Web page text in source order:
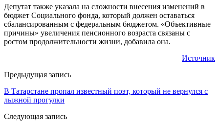
Депутат также указала на сложности внесения изменений в
бюджет Социального фонда, который должен оставаться
сбалансированным с федеральным бюджетом. «Объективные
причины» увеличения пенсионного возраста связаны с
ростом продолжительности жизни, добавила она.
Источник
Предыдущая запись
В Татарстане пропал известный поэт, который не вернулся с
лыжной прогулки
Следующая запись